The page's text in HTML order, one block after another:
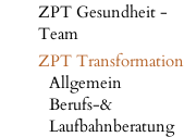
ZPT Gesundheit -
Team
ZPT Transformation
Allgemein
Berufs-&
Laufbahnberatung